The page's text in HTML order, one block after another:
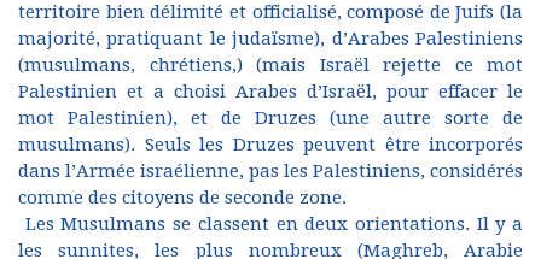
territoire bien délimité et officialisé, composé de Juifs (la
majorité, pratiquant le judaïsme), d’Arabes Palestiniens
(musulmans, chrétiens,) (mais Israël rejette ce mot
Palestinien et a choisi Arabes d’Israël, pour effacer le
mot Palestinien), et de Druzes (une autre sorte de
musulmans). Seuls les Druzes peuvent être incorporés
dans l’Armée israélienne, pas les Palestiniens, considérés
comme des citoyens de seconde zone.
Les Musulmans se classent en deux orientations. Il y a
les sunnites, les plus nombreux (Maghreb, Arabie